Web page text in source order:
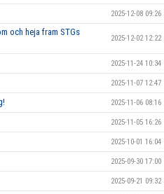
2025-12-08 09:26
och heja fram STGs
2025-12-02 12:22
2025-11-24 10:34
2025-11-07 12:47
2025-11-06 08:16
2025-11-05 16:26
2025-10-01 16:04
2025-09-30 17:00
2025-09-21 09:32